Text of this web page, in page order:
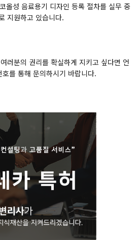
올성 음료용기 디자인 등록 절차를 실무 중
지원하고 있습니다.
러분의 권리를 확실하게 지키고 싶다면 언
를 통해 문의하시기 바랍니다.